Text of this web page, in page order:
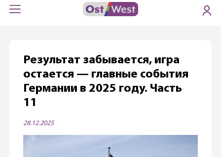
Результат забывается, игра
остается — главные события
Германии в 2025 году. Часть
11
28.12.2025